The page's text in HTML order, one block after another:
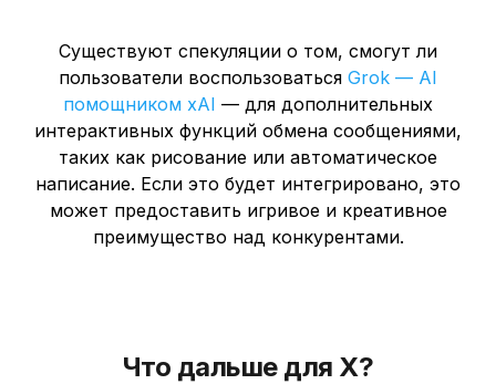
Существуют спекуляции о том, смогут ли
пользователи воспользоваться Grok — AI
помощником xAI — для дополнительных
интерактивных функций обмена сообщениями,
таких как рисование или автоматическое
написание. Если это будет интегрировано, это
может предоставить игривое и креативное
преимущество над конкурентами.
Что дальше для X?